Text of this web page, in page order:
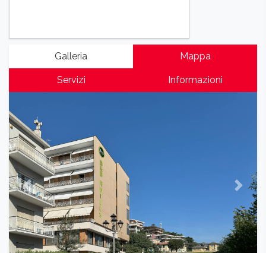
Galleria Mappa
Servizi Informazioni
Previous Next